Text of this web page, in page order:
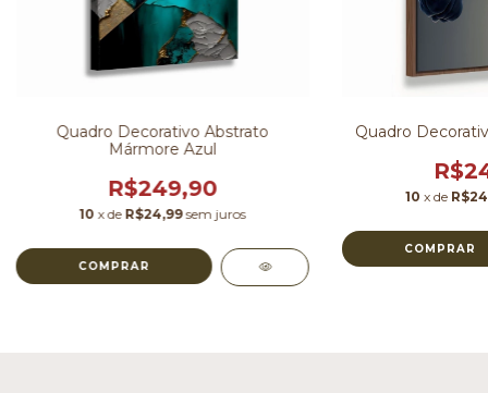
Quadro Decorativo Abstrato
Mármore Azul
R$249,90
10 x de R$24,99 sem juros
COMPRAR
Quadro
10 x de
COMPRAR